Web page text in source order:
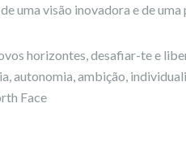
uma visão inovadora e de
horizontes, desafiar-te e
autonomia, ambição,
Face